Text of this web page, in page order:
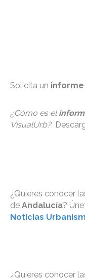
Solicita un
¿Cómo es el
VisualUrb?
¿Quieres conocer
de Andalucía?
Noticias
¿Quieres conocer